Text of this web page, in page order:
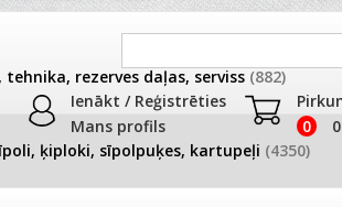
Ienākt / Reģistrēties
Mans profils
0
rezerves daļas, serviss (882)
ķiploki, sīpolpuķes, kartupeļi (4350)
AKCIJAS